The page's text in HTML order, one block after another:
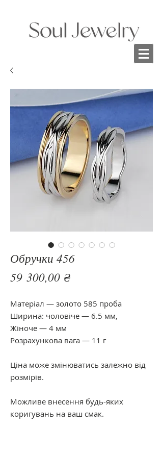
Обручки 456
59 300,00 ₴Цена
Матеріал — золото 585 проба
Ширина: чоловіче — 6.5 мм,
Жіноче — 4 мм
Розрахункова вага — 11 г
Ціна може змінюватись залежно від
розмірів.
Можливе внесення будь-яких
коригувань на ваш смак.